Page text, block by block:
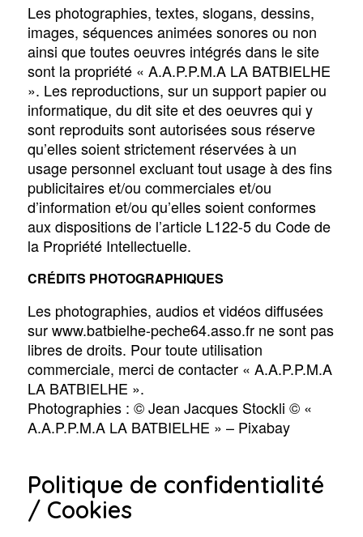
Les photographies, textes, slogans, dessins,
images, séquences animées sonores ou non
ainsi que toutes oeuvres intégrés dans le site
sont la propriété « A.A.P.P.M.A LA BATBIELHE
». Les reproductions, sur un support papier ou
informatique, du dit site et des oeuvres qui y
sont reproduits sont autorisées sous réserve
qu’elles soient strictement réservées à un
usage personnel excluant tout usage à des fins
publicitaires et/ou commerciales et/ou
d’information et/ou qu’elles soient conformes
aux dispositions de l’article L122-5 du Code de
la Propriété Intellectuelle.
CRÉDITS PHOTOGRAPHIQUES
Les photographies, audios et vidéos diffusées
sur www.batbielhe-peche64.asso.fr ne sont pas
libres de droits. Pour toute utilisation
commerciale, merci de contacter « A.A.P.P.M.A
LA BATBIELHE ».
Photographies : © Jean Jacques Stockli © «
A.A.P.P.M.A LA BATBIELHE » – Pixabay
Politique de confidentialité
/ Cookies